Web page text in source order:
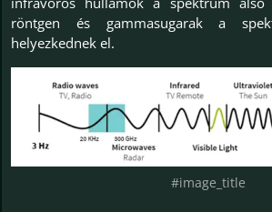
röntgen és gammasugarak a
helyezkednek el.
#image_title